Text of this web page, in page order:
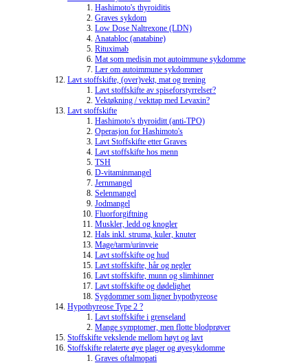
Hashimoto's thyroiditis
Graves sykdom
Low Dose Naltrexone (LDN)
Anatabloc (anatabine)
Rituximab
Mat som medisin mot autoimmune sykdomme
Lær om autoimmune sykdommer
Lavt stoffskifte, (over)vekt, mat og trening
Lavt stoffskifte av spiseforstyrrelser?
Vektøkning / vekttap med Levaxin?
Lavt stoffskifte
Hashimoto's thyroiditt (anti-TPO)
Operasjon for Hashimoto's
Lavt Stoffskifte etter Graves
Lavt stoffskifte hos menn
TSH
D-vitaminmangel
Jernmangel
Selenmangel
Jodmangel
Fluorforgiftning
Muskler, ledd og knogler
Hals inkl. struma, kuler, knuter
Mage/tarm/urinveie
Lavt stoffskifte og hud
Lavt stoffskifte, hår og negler
Lavt stoffskifte, munn og slimhinner
Lavt stoffskifte og dødelighet
Sygdommer som ligner hypothyreose
Hypothyreose Type 2 ?
Lavt stoffskifte i grenseland
Mange symptomer, men flotte blodprøver
Stoffskifte vekslende mellom høyt og lavt
Stoffskifte relaterte øye plager og øyesykdomme
Graves oftalmopati